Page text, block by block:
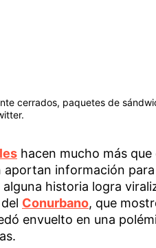
cerrados, paquetes de
hacen mucho más
aportan información
historia logra
Conurbano, que
envuelto en una